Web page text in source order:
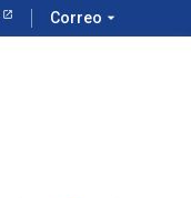
Correo arrow_drop_down